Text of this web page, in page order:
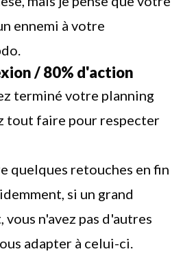
ennemi à votre
/ 80% d'action
terminé votre planning
tout faire pour respecter
quelques retouches en fin
si un grand
n'avez pas d'autres
adapter à celui-ci.